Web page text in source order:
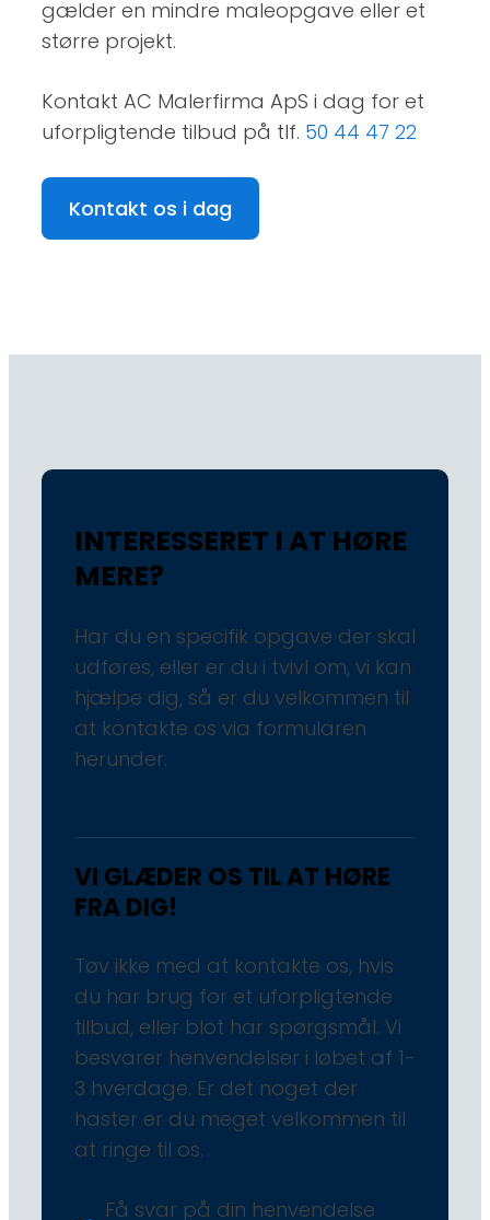
gælder en mindre maleopgave eller et
større projekt.
Kontakt AC Malerfirma ApS i dag for et
uforpligtende tilbud på tlf. 50 44 47 22
Kontakt os i dag
INTERESSERET I AT HØRE
MERE?
Har du en specifik opgave der skal
udføres, eller er du i tvivl om, vi kan
hjælpe dig, så er du velkommen til
at kontakte os via formularen
herunder.
VI GLÆDER OS TIL AT HØRE
FRA DIG!
Tøv ikke med at kontakte os, hvis
du har brug for et uforpligtende
tilbud, eller blot har spørgsmål. Vi
besvarer henvendelser i løbet af 1-
3 hverdage. Er det noget der
haster er du meget velkommen til
at ringe til os.
Få svar på din henvendelse